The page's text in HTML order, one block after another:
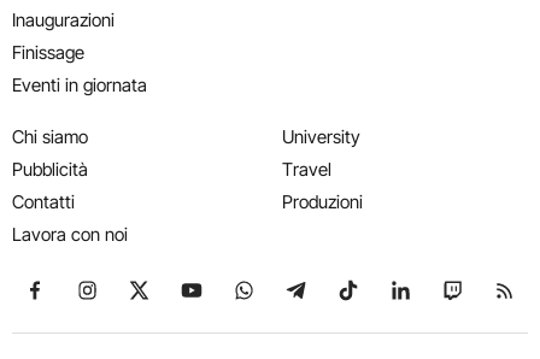
Inaugurazioni
Finissage
Eventi in giornata
Chi siamo
Pubblicità
Contatti
Lavora con noi
University
Travel
Produzioni
Seguici su Facebook
Seguici su Instagram
Seguici su X
Seguici su YouTube
Seguici su WhatsApp
Seguici su Telegram
Seguici su TikTok
Seguici su
Seguici